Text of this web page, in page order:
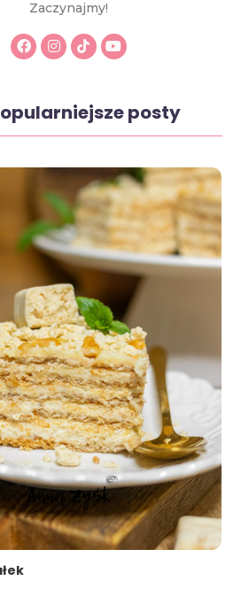
Zaczynajmy!
posty